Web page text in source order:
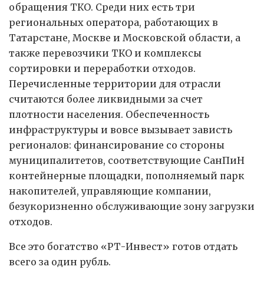
обращения ТКО. Среди них есть три
региональных оператора, работающих в
Татарстане, Москве и Московской области, а
также перевозчики ТКО и комплексы
сортировки и переработки отходов.
Перечисленные территории для отрасли
считаются более ликвидными за счет
плотности населения. Обеспеченность
инфраструктуры и вовсе вызывает зависть
регионалов: финансирование со стороны
муниципалитетов, соответствующие СанПиН
контейнерные площадки, пополняемый парк
накопителей, управляющие компании,
безукоризненно обслуживающие зону загрузки
отходов.
Все это богатство «РТ-Инвест» готов отдать
всего за один рубль.